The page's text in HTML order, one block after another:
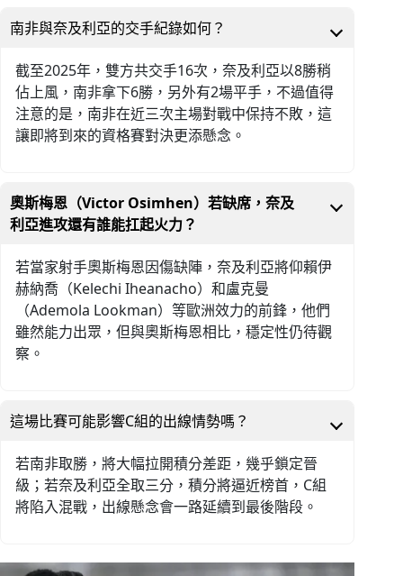
南非與奈及利亞的交手紀錄如何？
截至2025年，雙方共交手16次，奈及利亞以8勝稍
佔上風，南非拿下6勝，另外有2場平手，不過值得
注意的是，南非在近三次主場對戰中保持不敗，這
讓即將到來的資格賽對決更添懸念。
奧斯梅恩（Victor Osimhen）若缺席，奈及
利亞進攻還有誰能扛起火力？
若當家射手奧斯梅恩因傷缺陣，奈及利亞將仰賴伊
赫納喬（Kelechi Iheanacho）和盧克曼
（Ademola Lookman）等歐洲效力的前鋒，他們
雖然能力出眾，但與奧斯梅恩相比，穩定性仍待觀
察。
這場比賽可能影響C組的出線情勢嗎？
若南非取勝，將大幅拉開積分差距，幾乎鎖定晉
級；若奈及利亞全取三分，積分將逼近榜首，C組
將陷入混戰，出線懸念會一路延續到最後階段。